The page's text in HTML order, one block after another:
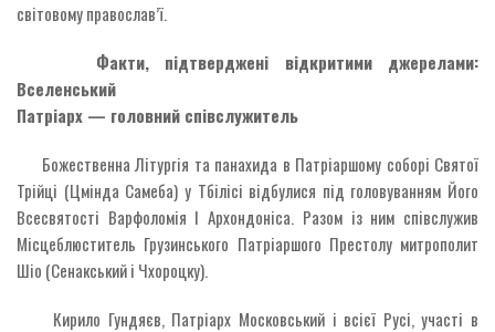
світовому православ’ї.
Факти, підтверджені відкритими джерелами:
Вселенський
Патріарх — головний співслужитель
Божественна Літургія та панахида в Патріаршому соборі Святої
Трійці (Цмінда Самеба) у Тбілісі відбулися під головуванням Його
Всесвятості Варфоломія I Архондоніса. Разом із ним співслужив
Місцеблюститель Грузинського Патріаршого Престолу митрополит
Шіо (Сенакський і Чхороцку).
Кирило Гундяєв, Патріарх Московський і всієї Русі, участі в